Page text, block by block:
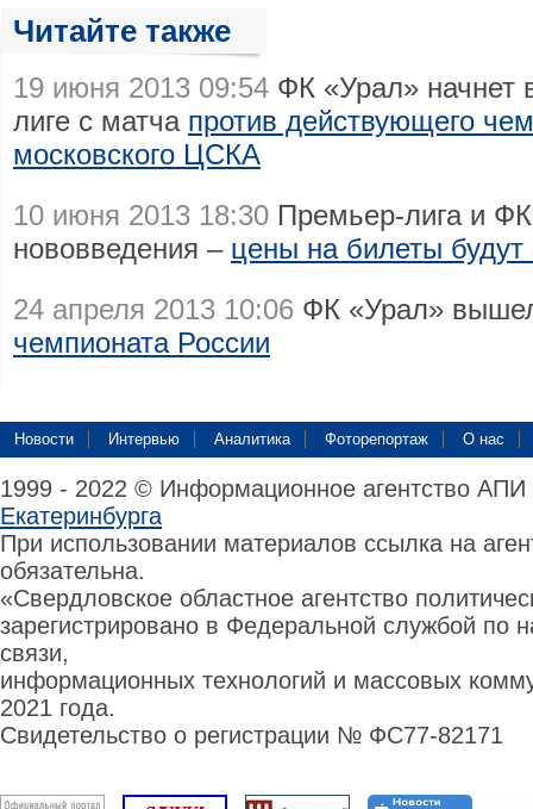
Читайте также
19 июня 2013 09:54 ФК «Урал» начнет
лиге с матча против действующего
московского ЦСКА
10 июня 2013 18:30 Премьер-лига и
нововведения – цены на билеты будут
24 апреля 2013 10:06 ФК «Урал»
чемпионата России
Новости Интервью Аналитика Фоторепортаж О нас
1999 - 2022 © Информационное агентство
Екатеринбурга
При использовании материалов ссылка на
обязательна.
«Свердловское областное агентство
зарегистрировано в Федеральной службой по
связи,
информационных технологий и массовых
2021 года.
Свидетельство о регистрации № ФС77-82171